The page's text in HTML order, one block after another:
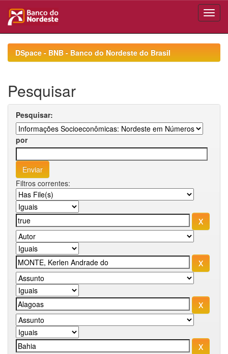
navigationDSpace - BNB - Banco do Nordeste do Brasil
Pesquisar
Pesquisar:
por
Filtros correntes: